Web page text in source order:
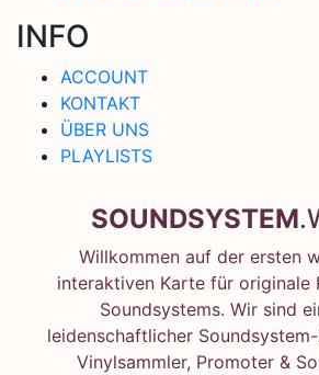
INFO
ACCOUNT
KONTAKT
ÜBER UNS
PLAYLISTS
SOUNDSYSTEM
Willkommen auf der ersten
interaktiven Karte für originale
Soundsystems. Wir sind
leidenschaftlicher
Vinylsammler, Promoter &